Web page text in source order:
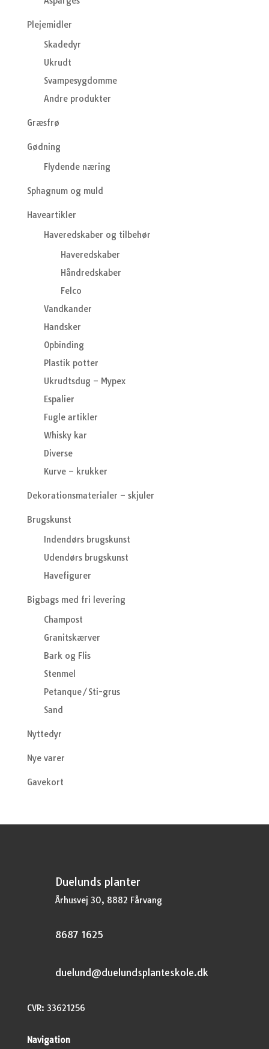
Plejemidler
Skadedyr
Ukrudt
Svampesygdomme
Andre produkter
Græsfrø
Gødning
Flydende næring
Sphagnum og muld
Haveartikler
Haveredskaber og tilbehør
Haveredskaber
Håndredskaber
Felco
Vandkander
Handsker
Opbinding
Plastik potter
Ukrudtsdug – Mypex
Espalier
Fugle artikler
Whisky kar
Diverse
Kurve – krukker
Dekorationsmaterialer – skjuler
Brugskunst
Indendørs brugskunst
Udendørs brugskunst
Havefigurer
Bigbags med fri levering
Champost
Granitskærver
Bark og Flis
Stenmel
Petanque/Sti-grus
Sand
Nyttedyr
Nye varer
Gavekort
Duelunds planter
Århusvej 30, 8882 Fårvang
8687 1625
duelund@duelundsplanteskole.dk
CVR: 33621256
Navigation